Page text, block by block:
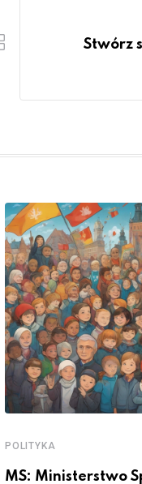
Stwórz
POLITYKA
MS: Ministerstwo